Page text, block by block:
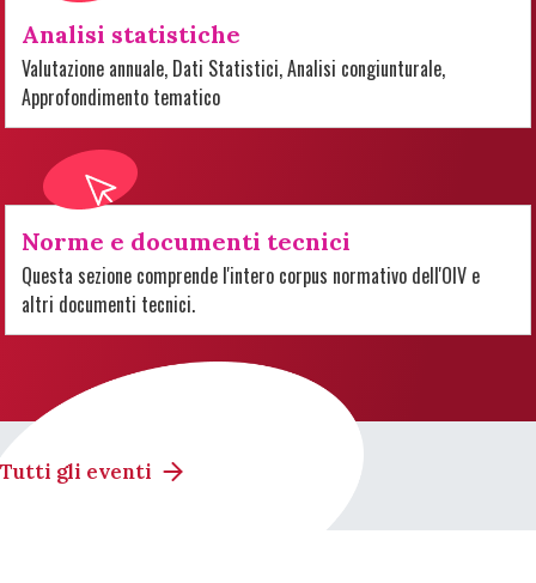
Analisi statistiche
Valutazione annuale, Dati Statistici, Analisi congiunturale,
Approfondimento tematico
Norme e documenti tecnici
Questa sezione comprende l'intero corpus normativo dell'OIV e
altri documenti tecnici.
Tutti gli eventi